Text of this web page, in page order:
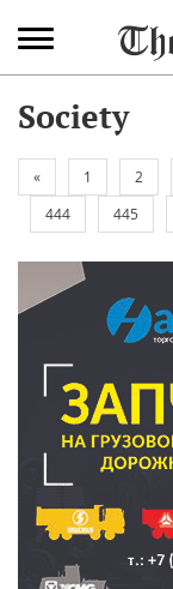
Society
« 1 2
444
445